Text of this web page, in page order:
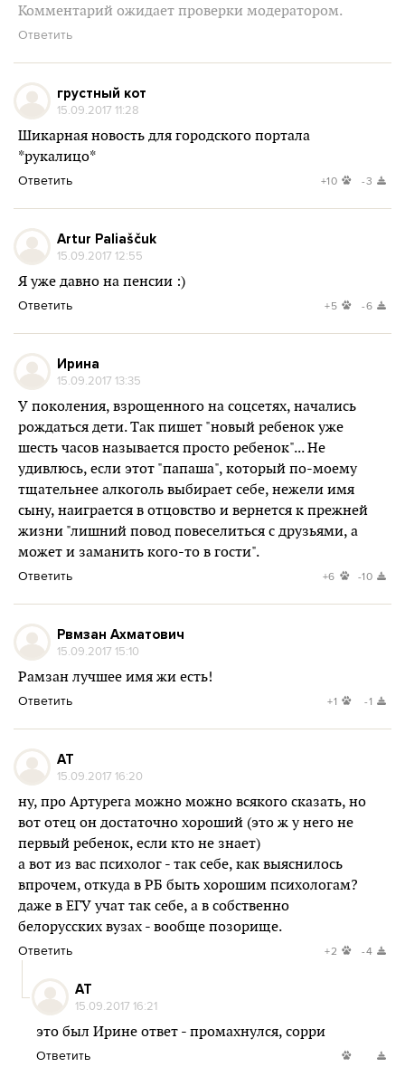
Комментарий ожидает проверки модератором.
Ответить
грустный кот
15.09.2017 11:28
Шикарная новость для городского портала
*рукалицо*
Ответить +10 -3
Artur Paliaščuk
15.09.2017 12:55
Я уже давно на пенсии :)
Ответить +5 -6
Ирина
15.09.2017 13:35
У поколения, взрощенного на соцсетях, начались
рождаться дети. Так пишет "новый ребенок уже
шесть часов называется просто ребенок"... Не
удивлюсь, если этот "папаша", который по-моему
тщательнее алкоголь выбирает себе, нежели имя
сыну, наиграется в отцовство и вернется к прежней
жизни "лишний повод повеселиться с друзьями, а
может и заманить кого-то в гости".
Ответить +6 -10
Рвмзан Ахматович
15.09.2017 15:10
Рамзан лучшее имя жи есть!
Ответить +1 -1
AT
15.09.2017 16:20
ну, про Артурега можно можно всякого сказать, но
вот отец он достаточно хороший (это ж у него не
первый ребенок, если кто не знает)
а вот из вас психолог - так себе, как выяснилось
впрочем, откуда в РБ быть хорошим психологам?
даже в ЕГУ учат так себе, а в собственно
белорусских вузах - вообще позорище.
Ответить +2 -4
AT
15.09.2017 16:21
это был Ирине ответ - промахнулся, сорри
Ответить